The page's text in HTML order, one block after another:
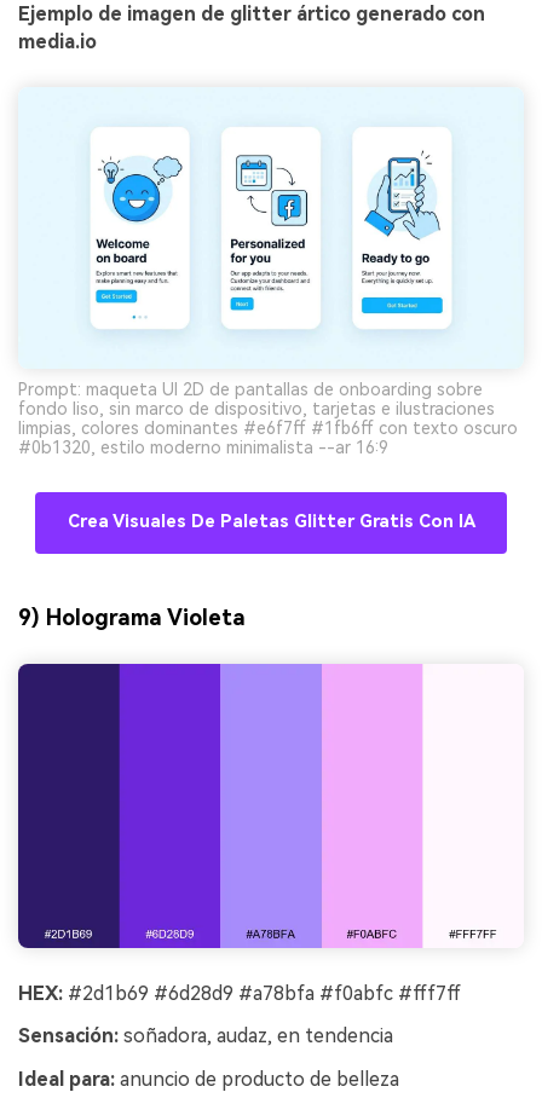
Ejemplo de imagen de glitter ártico generado con
media.io
Prompt: maqueta UI 2D de pantallas de onboarding sobre
fondo liso, sin marco de dispositivo, tarjetas e ilustraciones
limpias, colores dominantes #e6f7ff #1fb6ff con texto oscuro
#0b1320, estilo moderno minimalista --ar 16:9
Crea Visuales De Paletas Glitter Gratis Con IA
9) Holograma Violeta
HEX: #2d1b69 #6d28d9 #a78bfa #f0abfc #fff7ff
Sensación: soñadora, audaz, en tendencia
Ideal para: anuncio de producto de belleza